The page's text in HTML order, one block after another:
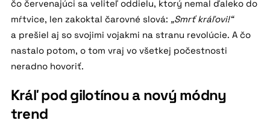
čo červenajúci sa veliteľ oddielu, ktorý nemal ďaleko do
mŕtvice, len zakoktal čarovné slová: „Smrť kráľovi!“
a prešiel aj so svojimi vojakmi na stranu revolúcie. A čo
nastalo potom, o tom vraj vo všetkej počestnosti
neradno hovoriť.
Kráľ pod gilotínou a nový módny
trend